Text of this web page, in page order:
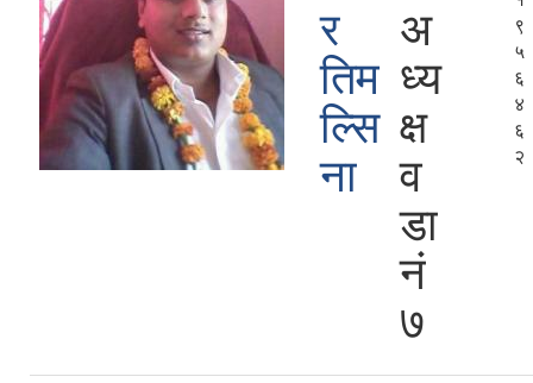
र
तिम
ल्सि
ना
अ
ध्य
क्ष
व
डा
न‍‌ं
७
९
५
६
४
६
२